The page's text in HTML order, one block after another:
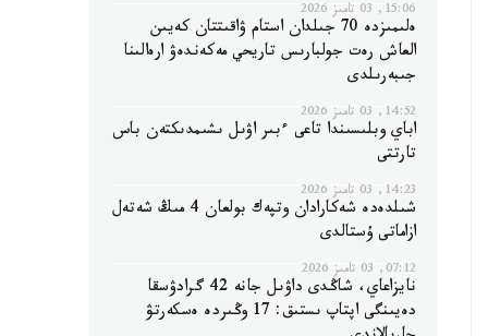
15:06, 03 تامىز 2026
ەلىمىزدە 70 جىلدان استام ۋاقىتتان كەيىن
العاش رەت جولبارىس تاريحي مەكەندەۋ ارەالىنا
جىبەرىلدى
14:52, 03 تامىز 2026
اباي وبلىسىندا تاعى ءبىر اۋىل ىشىمدىكتەن باس
تارتتى
14:23, 03 تامىز 2026
شىلدەدە شەكارادان وتپەك بولعان 4 مىڭ شەتەل
ازاماتى ۇستالدى
07:12, 03 تامىز 2026
نايزاعاي، شاڭدى داۋىل جانە 42 گرادۋسقا
دەيىنگى اپتاپ ىستىق: 17 وڭىردە ەسكەرتۋ